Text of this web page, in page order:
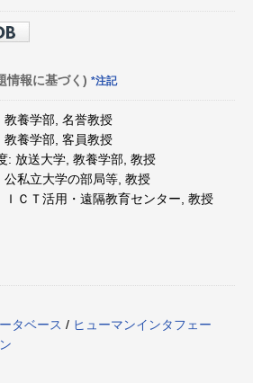
情報に基づく) *注記
養学部, 名誉教授
養学部, 客員教授
: 放送大学, 教養学部, 教授
私立大学の部局等, 教授
ＣＴ活用・遠隔教育センター, 教授
タベース / ヒューマンインタフェー